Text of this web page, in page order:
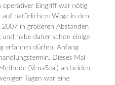
operativer Eingriff war nötig
natürlichem Wege in den
in größeren Abständen
habe daher schon einige
erfahren dürfen. Anfang
Dieses Mal
(VenaSeal) an beiden
Tagen war eine